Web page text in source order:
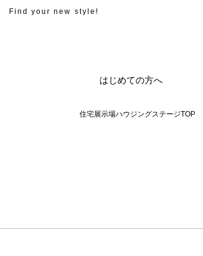
Find your new style!
はじめての方へ
住宅展示場ハウジングステージTOP